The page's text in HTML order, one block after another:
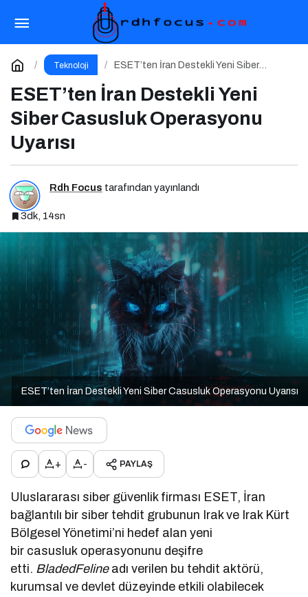
Teknoloji
ESET’ten İran Destekli Yeni Siber
ESET’ten İran Destekli Yeni
Siber Casusluk Operasyonu
Uyarısı
Rdh Focus tarafından yayınlandı
3dk, 14sn
ESET’ten İran Destekli Yeni Siber Casusluk Operasyonu Uyarısı
+ - PAYLAŞ
Uluslararası siber güvenlik firması ESET, İran
bağlantılı bir siber tehdit grubunun Irak ve Irak Kürt
Bölgesel Yönetimi’ni hedef alan yeni
bir casusluk operasyonunu deşifre
etti. BladedFelineadı verilen bu tehdit aktörü,
kurumsal ve devlet düzeyinde etkili olabilecek
Dijital Bahar Temizliği: Hareketsiz
Hesaplarınızı Temizlemenin Zamanı Geldi!
Yorum Yap